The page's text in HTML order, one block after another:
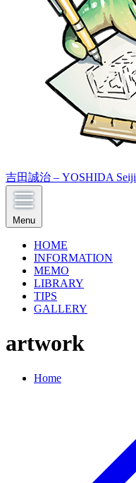
吉田誠治 – YOSHIDA Seiji
Menu
HOME
INFORMATION
MEMO
LIBRARY
TIPS
GALLERY
artwork
Home